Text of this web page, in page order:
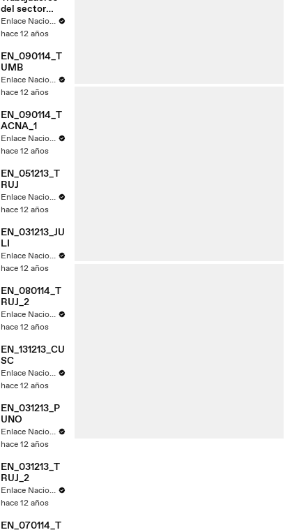
del sector
judicial de
Tacna acatan
Enlace Nacional
hace 12 años
EN_090114_T
UMB
Enlace Nacional
hace 12 años
EN_090114_T
ACNA_1
Enlace Nacional
hace 12 años
EN_051213_T
RUJ
Enlace Nacional
hace 12 años
EN_031213_JU
LI
Enlace Nacional
hace 12 años
EN_080114_T
RUJ_2
Enlace Nacional
hace 12 años
EN_131213_CU
SC
Enlace Nacional
hace 12 años
EN_031213_P
UNO
Enlace Nacional
hace 12 años
EN_031213_T
RUJ_2
Enlace Nacional
hace 12 años
EN_070114_T